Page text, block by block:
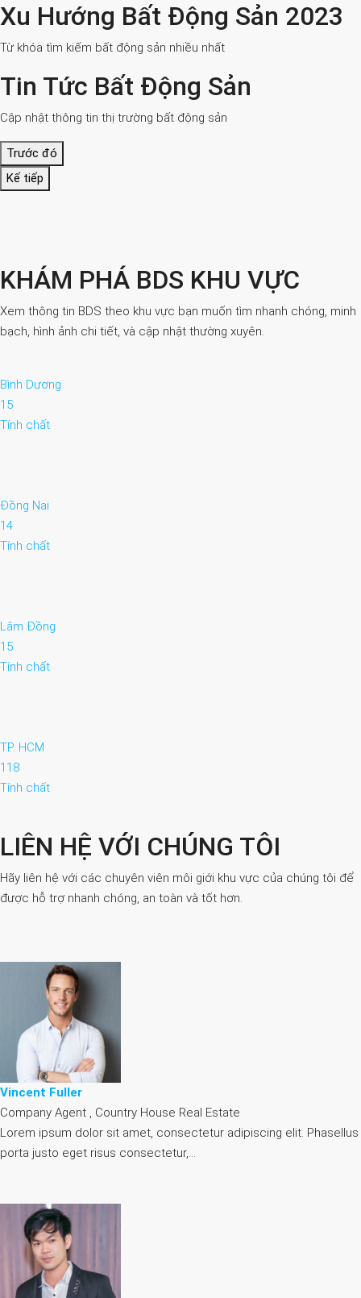
Xu Hướng Bất Động Sản 2023
Từ khóa tìm kiếm bất động sản nhiều nhất
Tin Tức Bất Động Sản
Cập nhật thông tin thị trường bất động sản
Trước đó
Kế tiếp
KHÁM PHÁ BDS KHU VỰC
Xem thông tin BDS theo khu vực bạn muốn tìm nhanh chóng, minh
bạch, hình ảnh chi tiết, và cập nhật thường xuyên.
Bình Dương
15
Tính chất
Đồng Nai
14
Tính chất
Lâm Đồng
15
Tính chất
TP. HCM
118
Tính chất
LIÊN HỆ VỚI CHÚNG TÔI
Hãy liên hệ với các chuyên viên môi giới khu vực của chúng tôi để
được hỗ trợ nhanh chóng, an toàn và tốt hơn.
Vincent Fuller
Company Agent , Country House Real Estate
Lorem ipsum dolor sit amet, consectetur adipiscing elit. Phasellus
porta justo eget risus consectetur,…